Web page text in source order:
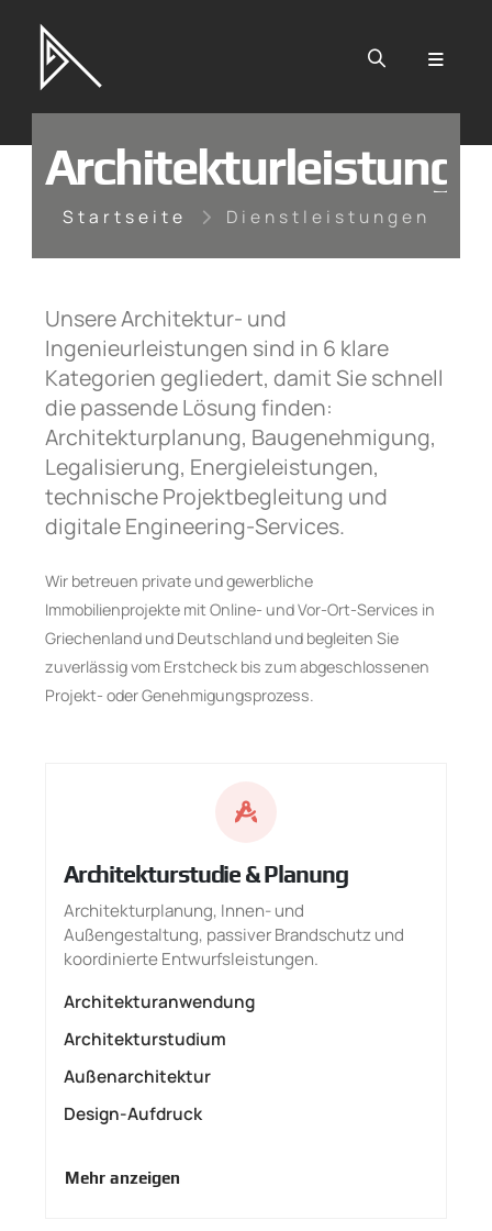
Startseite Dienstleistungen
Unsere Architektur- und
Ingenieurleistungen sind in 6 klare
Kategorien gegliedert, damit Sie schnell
die passende Lösung finden:
Architekturplanung, Baugenehmigung,
Legalisierung, Energieleistungen,
technische Projektbegleitung und
digitale Engineering-Services.
Wir betreuen private und gewerbliche
Immobilienprojekte mit Online- und Vor-Ort-Services in
Griechenland und Deutschland und begleiten Sie
zuverlässig vom Erstcheck bis zum abgeschlossenen
Projekt- oder Genehmigungsprozess.
Architekturstudie & Planung
Architekturplanung, Innen- und
Außengestaltung, passiver Brandschutz und
koordinierte Entwurfsleistungen.
Architekturanwendung
Architekturstudium
Außenarchitektur
Design-Aufdruck
Mehr anzeigen